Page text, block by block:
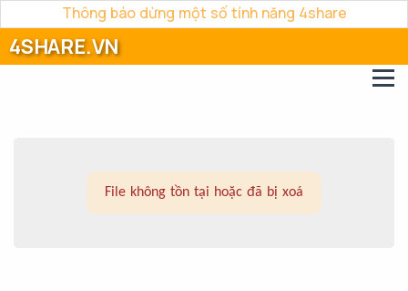
Thông báo dừng một số tính năng 4share
4SHARE.VN
File không tồn tại hoặc đã bị xoá